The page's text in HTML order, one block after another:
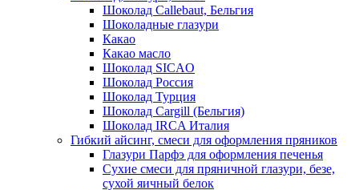
Шоколад Callebaut, Бельгия
Шоколадные глазури
Какао
Какао масло
Шоколад SICAO
Шоколад Россия
Шоколад Турция
Шоколад Cargill (Бельгия)
Шоколад IRCA Италия
Гибкий айсинг, смеси для оформления пряников
Глазури Парфэ для оформления печенья
Сухие смеси для пряничной глазури, безе,
сухой яичный белок